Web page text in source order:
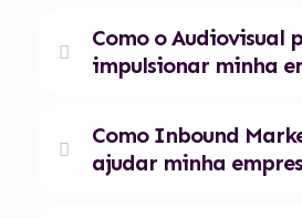
Como o Audiovisual
impulsionar minha
Como Inbound
ajudar minha